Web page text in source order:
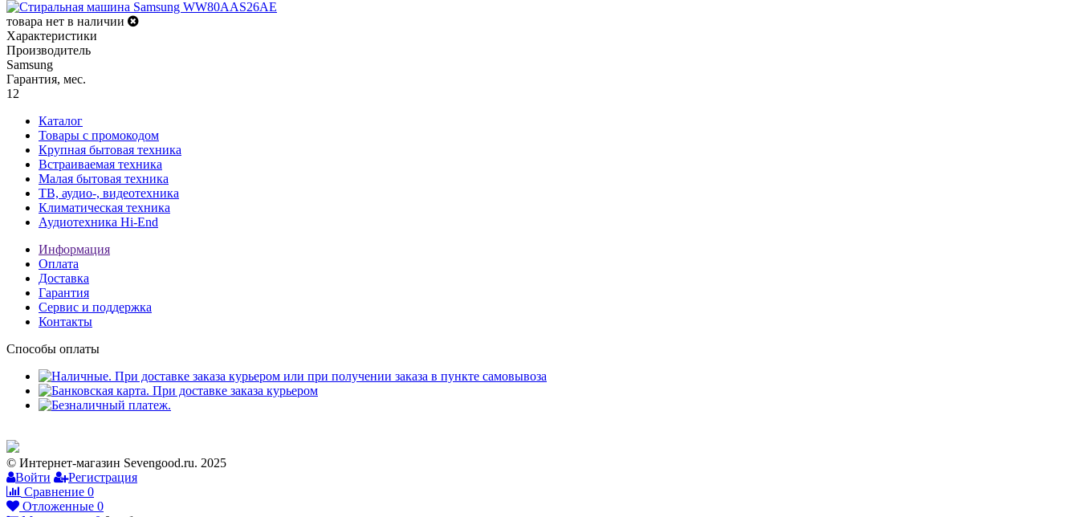
товара нет в наличии
Характеристики
Производитель
Samsung
Гарантия, мес.
12
Каталог
Товары с промокодом
Крупная бытовая техника
Встраиваемая техника
Малая бытовая техника
ТВ, аудио-, видеотехника
Климатическая техника
Аудиотехника Hi-End
Информация
Оплата
Доставка
Гарантия
Сервис и поддержка
Контакты
Способы оплаты
© Интернет-магазин Sevengood.ru. 2025
Войти
Регистрация
Сравнение 0
Отложенные 0